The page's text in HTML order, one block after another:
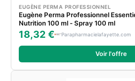
EUGÈNE PERMA PROFESSIONNEL
Eugène Perma Professionnel
Nutrition 100 ml - Spray 100 ml
18,32 € Parapharmacielafayette.com
Voir l'offre